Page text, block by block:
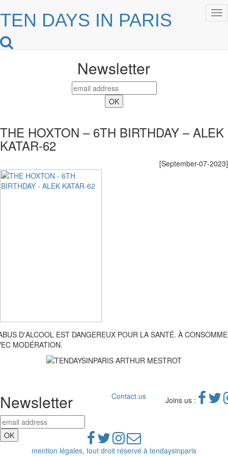
TEN DAYS IN PARIS
Newsletter
THE HOXTON – 6TH BIRTHDAY – ALEK
KATAR-62
[September-07-2023]
D'ALCOOL EST DANGEREUX POUR LA SANTÉ. À
MODÉRATION.
Newsletter Contact us Joins us :
mention légales, tout droit réservé à tendaysinparis